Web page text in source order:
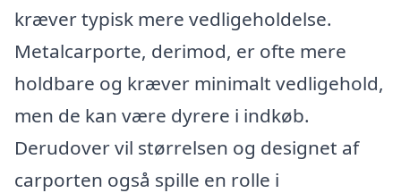
kræver typisk mere vedligeholdelse.
Metalcarporte, derimod, er ofte mere
holdbare og kræver minimalt vedligehold,
men de kan være dyrere i indkøb.
Derudover vil størrelsen og designet af
carporten også spille en rolle i